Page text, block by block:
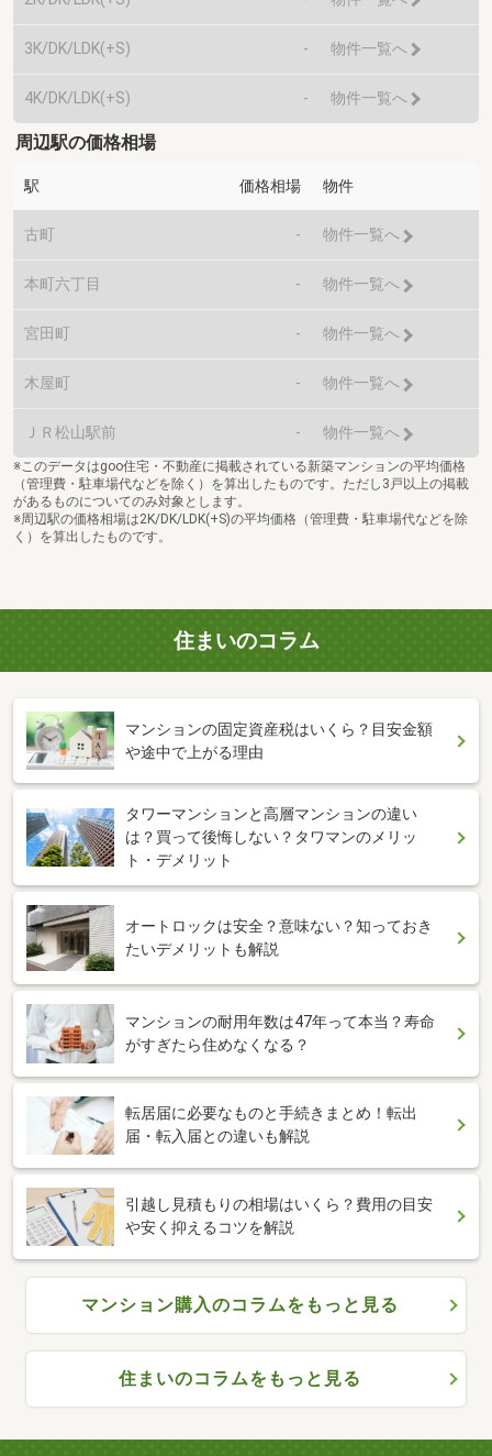
3K/DK/LDK(+S) - 物件一覧へ
4K/DK/LDK(+S) - 物件一覧へ
周辺駅の価格相場
駅 価格相場 物件
古町 - 物件一覧へ
本町六丁目 - 物件一覧へ
宮田町 - 物件一覧へ
木屋町 - 物件一覧へ
ＪＲ松山駅前 - 物件一覧へ
※このデータはgoo住宅・不動産に掲載されている新築マンションの平均価格
（管理費・駐車場代などを除く）を算出したものです。ただし3戸以上の掲載
があるものについてのみ対象とします。
※周辺駅の価格相場は2K/DK/LDK(+S)の平均価格（管理費・駐車場代などを除
く）を算出したものです。
住まいのコラム
マンションの固定資産税はいくら？目安金額
や途中で上がる理由
タワーマンションと高層マンションの違い
は？買って後悔しない？タワマンのメリッ
ト・デメリット
オートロックは安全？意味ない？知っておき
たいデメリットも解説
マンションの耐用年数は47年って本当？寿命
がすぎたら住めなくなる？
転居届に必要なものと手続きまとめ！転出
届・転入届との違いも解説
引越し見積もりの相場はいくら？費用の目安
や安く抑えるコツを解説
マンション購入のコラムをもっと見る
住まいのコラムをもっと見る